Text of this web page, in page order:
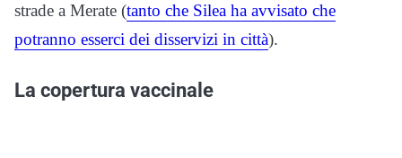
strade a Merate (tanto che Silea ha avvisato che
potranno esserci dei disservizi in città).
La copertura vaccinale